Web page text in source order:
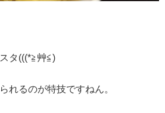
タ(((*≧艸≦)
れるのが特技ですねん。